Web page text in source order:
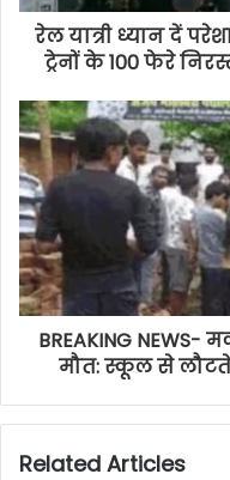
रेल यात्री ध्यान दें
ट्रेनों के 100 फेरे
BREAKING NEWS-
मौत: स्कूल से लौटते
Related Articles